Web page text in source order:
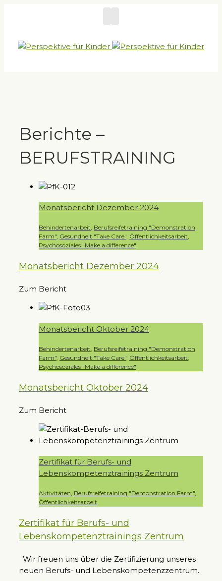
Berichte –
BERUFSTRAINING
Monatsbericht Dezember 2024
Behindertenarbeit, Berufsreifetraining "Demonstration
Farm", Gesundheit "Take Care", Öffentlichkeitsarbeit,
Psychosoziales "Make a difference"
Monatsbericht Dezember 2024
Zum Bericht
Monatsbericht Oktober 2024
Behindertenarbeit, Berufsreifetraining "Demonstration
Farm", Gesundheit "Take Care", Öffentlichkeitsarbeit,
Psychosoziales "Make a difference"
Monatsbericht Oktober 2024
Zum Bericht
Zertifikat für Berufs- und
Lebenskompetenztrainings Zentrum
Aktivitäten Berufsreifetraining "Demonstration Farm"
Öffentlichkeitsarbeit
Zertifikat für Berufs- und
Lebenskompetenztrainings Zentrum
Wir freuen uns über die Zertifizierung unseres
neuen Berufs- und Lebenskompetenzzentrum.